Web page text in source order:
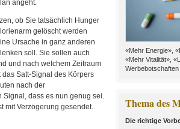
angeht.
ob Sie tatsächlich Hunger
gelöscht werden
Ursache in ganz anderen
soll. Sie sollen auch
und nach welchem Zeitraum
Satt-Signal des Körpers
nach der
Signal, dass es nun genug sei.
mit Verzögerung gesendet.
«Mehr Energie»,
«Mehr Vitalität»,
Werbebotschaften
Thema des
Die richtige